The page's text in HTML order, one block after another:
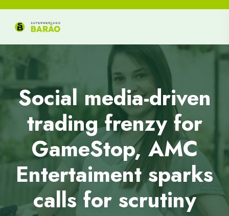
Social media-driven
trading frenzy for
GameStop, AMC
Entertaiment sparks
calls for scrutiny